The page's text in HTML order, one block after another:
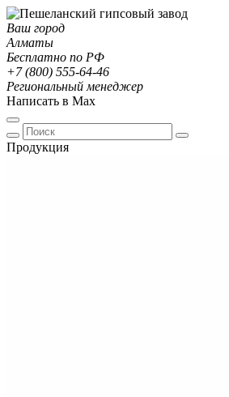
Ваш город
Алматы
Бесплатно по РФ
+7 (800) 555-64-46
Региональный менеджер
Написать в Max
Продукция